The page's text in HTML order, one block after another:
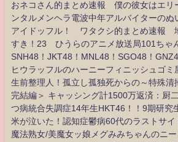
おネコさん的まとめ速報 僕の彼女はエリ
ンタルメンヘラ電波中年アルバイターのぬ
アイドッフル！ ワタクシ的まとめ速報
すき！23 ひうらのアニメ放送局101ちゃ
SNH48！JKT48！MNL48！SGO48！
ヒウラッフルのハーニーフィニッシュゴミ
生前整理人！孤立し孤独死からの～特殊清
完結編＞ キャッシング計1500万返済：厨
つ病統合失調症14年生HKT46！！9期研究
米が泣いた！認知症鬱病60代のラストサイ
魔法熟女/美魔女ッ娘メグみみちゃんのニ